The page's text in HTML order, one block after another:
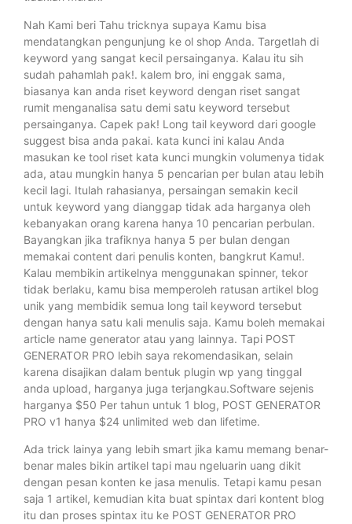
Nah Kami beri Tahu tricknya supaya Kamu bisa
mendatangkan pengunjung ke ol shop Anda. Targetlah di
keyword yang sangat kecil persainganya. Kalau itu sih
sudah pahamlah pak!. kalem bro, ini enggak sama,
biasanya kan anda riset keyword dengan riset sangat
rumit menganalisa satu demi satu keyword tersebut
persainganya. Capek pak! Long tail keyword dari google
suggest bisa anda pakai. kata kunci ini kalau Anda
masukan ke tool riset kata kunci mungkin volumenya tidak
ada, atau mungkin hanya 5 pencarian per bulan atau lebih
kecil lagi. Itulah rahasianya, persaingan semakin kecil
untuk keyword yang dianggap tidak ada harganya oleh
kebanyakan orang karena hanya 10 pencarian perbulan.
Bayangkan jika trafiknya hanya 5 per bulan dengan
memakai content dari penulis konten, bangkrut Kamu!.
Kalau membikin artikelnya menggunakan spinner, tekor
tidak berlaku, kamu bisa memperoleh ratusan artikel blog
unik yang membidik semua long tail keyword tersebut
dengan hanya satu kali menulis saja. Kamu boleh memakai
article name generator atau yang lainnya. Tapi POST
GENERATOR PRO lebih saya rekomendasikan, selain
karena disajikan dalam bentuk plugin wp yang tinggal
anda upload, harganya juga terjangkau.Software sejenis
harganya $50 Per tahun untuk 1 blog, POST GENERATOR
PRO v1 hanya $24 unlimited web dan lifetime.
Ada trick lainya yang lebih smart jika kamu memang benar-
benar males bikin artikel tapi mau ngeluarin uang dikit
dengan pesan konten ke jasa menulis. Tetapi kamu pesan
saja 1 artikel, kemudian kita buat spintax dari kontent blog
itu dan proses spintax itu ke POST GENERATOR PRO